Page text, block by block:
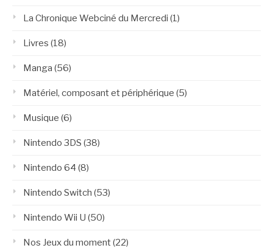
La Chronique Webciné du Mercredi (1)
Livres (18)
Manga (56)
Matériel, composant et périphérique (5)
Musique (6)
Nintendo 3DS (38)
Nintendo 64 (8)
Nintendo Switch (53)
Nintendo Wii U (50)
Nos Jeux du moment(22)